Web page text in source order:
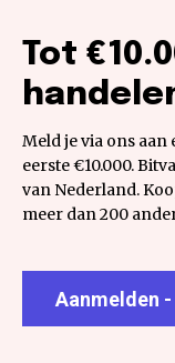
Tot
Meld je via ons
eerste €10.000.
van Nederland.
meer dan 200
Aanmelden